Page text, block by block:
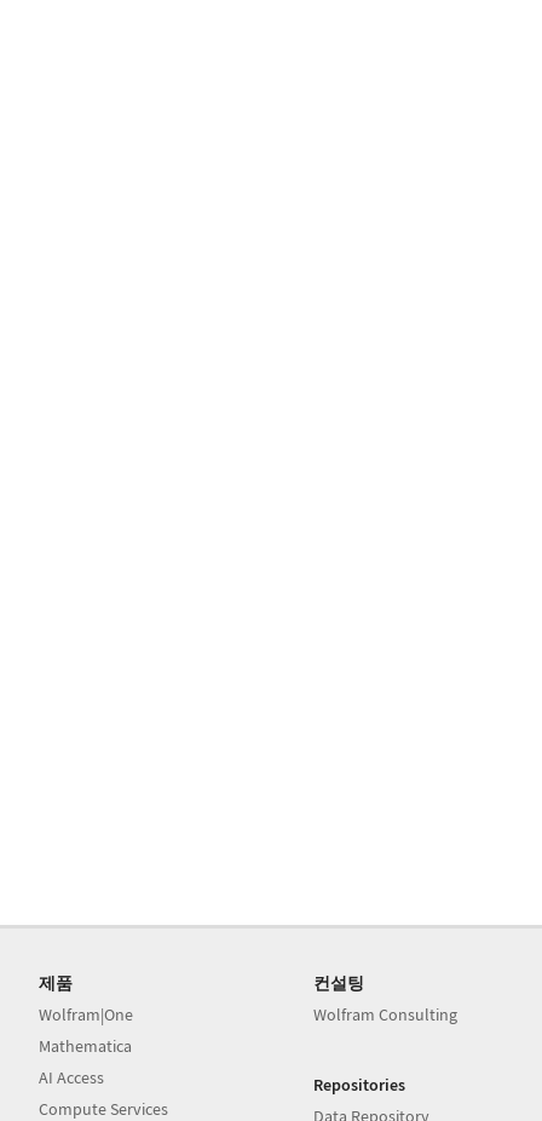
제품
Wolfram|One
Mathematica
AI Access
Compute Services
컨설팅
Wolfram Consulting
Repositories
Data Repository